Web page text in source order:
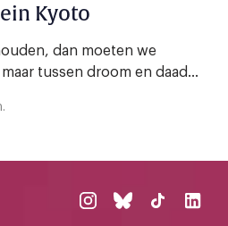
Kyoto
dan moeten we
tussen droom en daad...